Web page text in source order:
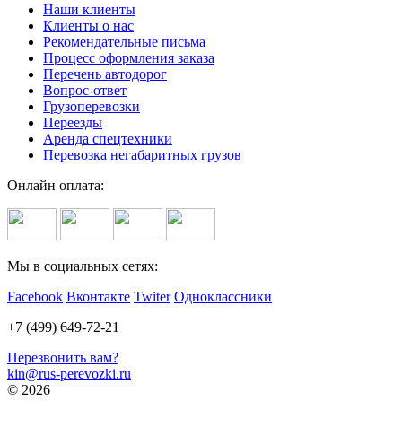
Наши клиенты
Клиенты о нас
Рекомендательные письма
Процесс оформления заказа
Перечень автодорог
Вопрос-ответ
Грузоперевозки
Переезды
Аренда спецтехники
Перевозка негабаритных грузов
Онлайн оплата:
Мы в социальных сетях:
Facebook Вконтакте Twiter Одноклассники
+7 (499) 649-72-21
Перезвонить вам?
kin@rus-perevozki.ru
© 2026